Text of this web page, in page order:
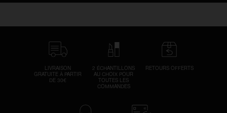
LIVRAISON
GRATUITE À PARTIR
DE 30€
2 ÉCHANTILLONS
AU CHOIX POUR
TOUTES LES
COMMANDES
RETOURS OFFERTS